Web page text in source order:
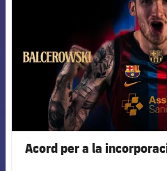
Acord per a la